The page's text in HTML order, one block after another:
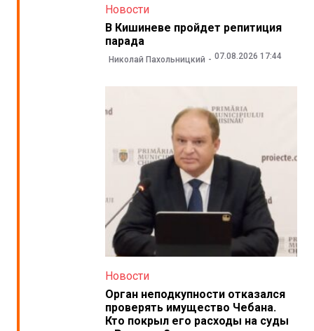
Новости
В Кишиневе пройдет репитиция
парада
Николай Пахольницкий 07.08.2026 17:44
Новости
Орган неподкупности отказался
проверять имущество Чебана.
Кто покрыл его расходы на суды